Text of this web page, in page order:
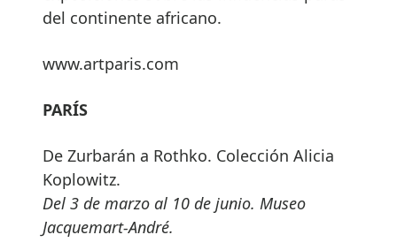
del continente africano.
www.artparis.com
PARÍS
De Zurbarán a Rothko. Colección Alicia
Koplowitz.
Del 3 de marzo al 10 de junio. Museo
Jacquemart-André.